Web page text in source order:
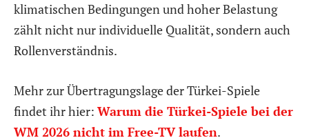
klimatischen Bedingungen und hoher Belastung
zählt nicht nur individuelle Qualität, sondern auch
Rollenverständnis.
Mehr zur Übertragungslage der Türkei-Spiele
findet ihr hier: Warum die Türkei-Spiele bei der
WM 2026 nicht im Free-TV laufen.